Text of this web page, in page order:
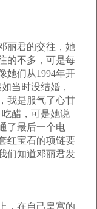
丽君的交往，她
的不多，可是每
她们从1994年开
当时没结婚，
我是服气了心甘
醋，可是她说
了最后一个电
红宝石的项链要
们知道邓丽君发
，在自己皇宫的